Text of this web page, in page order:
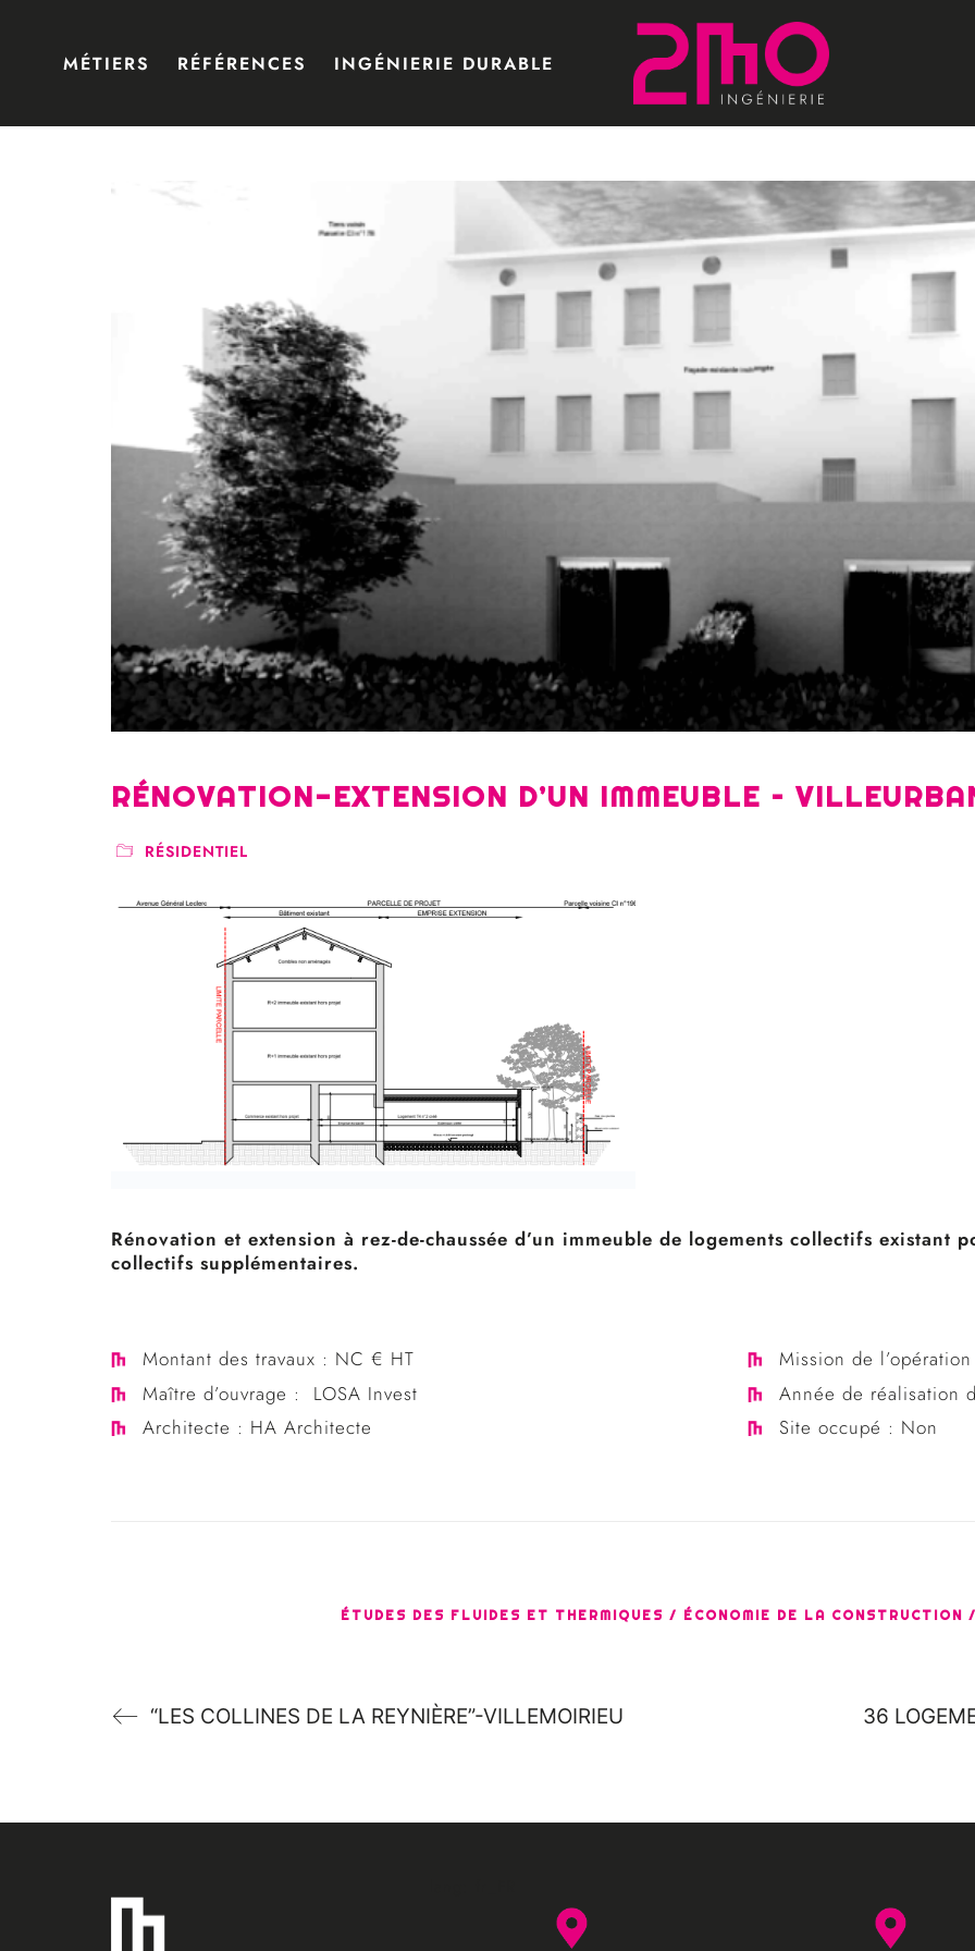
MÉTIERS RÉFÉRENCES INGÉNIERIE DURABLE
RÉNOVATION-EXTENSION D’UN IMMEUBLE –
RÉSIDENTIEL
Rénovation et extension à rez-de-chaussée d’un immeuble de logements collectifs existant
collectifs supplémentaires.
Montant des travaux : NC € HT
Maître d’ouvrage :
LOSA Invest
Architecte : HA Architecte
Mission de
Année de réalisation
Site occupé : Non
ÉTUDES DES FLUIDES ET THERMIQUES / ÉCONOMIE DE LA CONSTRUCTION
“LES COLLINES DE LA REYNIÈRE”-VILLEMOIRIEU 36